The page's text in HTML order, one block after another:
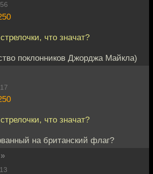
что значат?
поклонников Джорджа Майкла)
что значат?
на британский флаг?
»